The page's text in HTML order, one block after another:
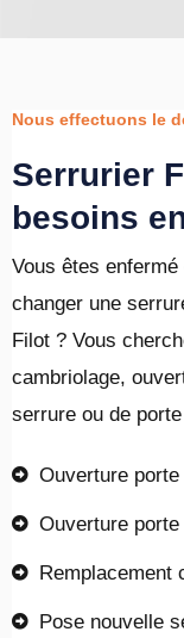
Nous effectuons le
Serrurier
besoins
Vous êtes
changer une
Filot ? Vous
cambriolage,
serrure ou de
Ouverture
Ouverture
Remplacement
Pose nouvelle